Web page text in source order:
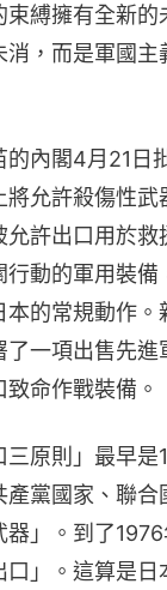
束縛擁有全新
消，而是軍國主
的內閣4月21日
將允許殺傷性武
許出口用於救
行動的軍用裝備
的常規動作。
了一項出售先
命作戰裝備。
三原則」最早
產黨國家、聯
」。到了
口」。這算是